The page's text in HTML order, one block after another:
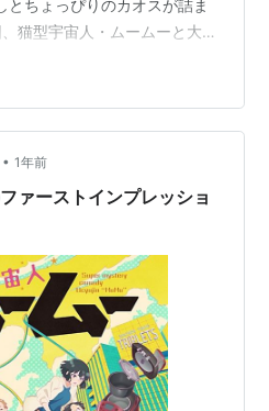
とちょっぴりのカオスが詰ま
猫型宇宙人・ムームーと大学
べる展開に爆笑しつつ、ム
ュン！ 熱量たっぷりにこのエ
したいと思います！ さあ、早
第10話「ムームーと
ッと振り返り 第10話の舞台
• 1年前
ァーストインプレッショ